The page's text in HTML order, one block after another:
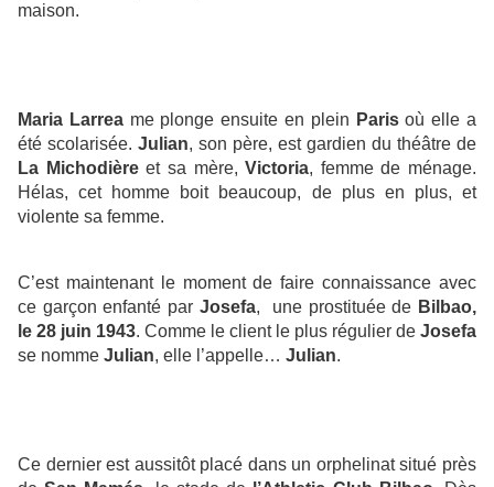
maison.
Maria Larreame plonge ensuite en plein Parisoù elle a
été scolarisée. Julian, son père, est gardien du théâtre de
La Michodièreet sa mère,Victoria, femme de ménage.
Hélas, cet homme boit beaucoup, de plus en plus, et
violente sa femme.
C’est maintenant le moment de faire connaissance avec
ce garçon enfanté par Josefa, une prostituée de Bilbao,
le 28 juin 1943. Comme le client le plus régulier de Josefa
se nomme Julian, elle l’appelle… Julian.
Ce dernier est aussitôt placé dans un orphelinat situé près